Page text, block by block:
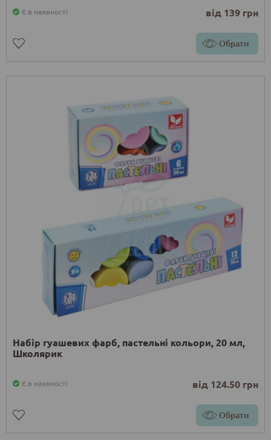
Є в наявності від 139 грн
Обрати
Набір гуашевих фарб, пастельні кольори, 20 мл,
Школярик
Є в наявності від 124.50 грн
Обрати